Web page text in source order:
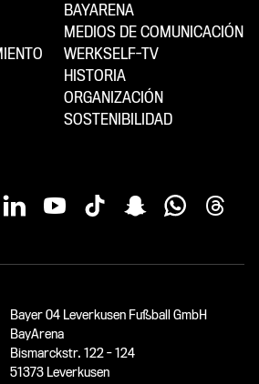
BAYARENA
MEDIOS DE COMUNICACIÓN
WERKSELF-TV
HISTORIA
ORGANIZACIÓN
SOSTENIBILIDAD
Bayer 04 Leverkusen Fußball GmbH
BayArena
Bismarckstr. 122 - 124
51373 Leverkusen